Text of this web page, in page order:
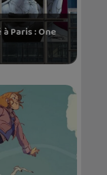
Paris : One